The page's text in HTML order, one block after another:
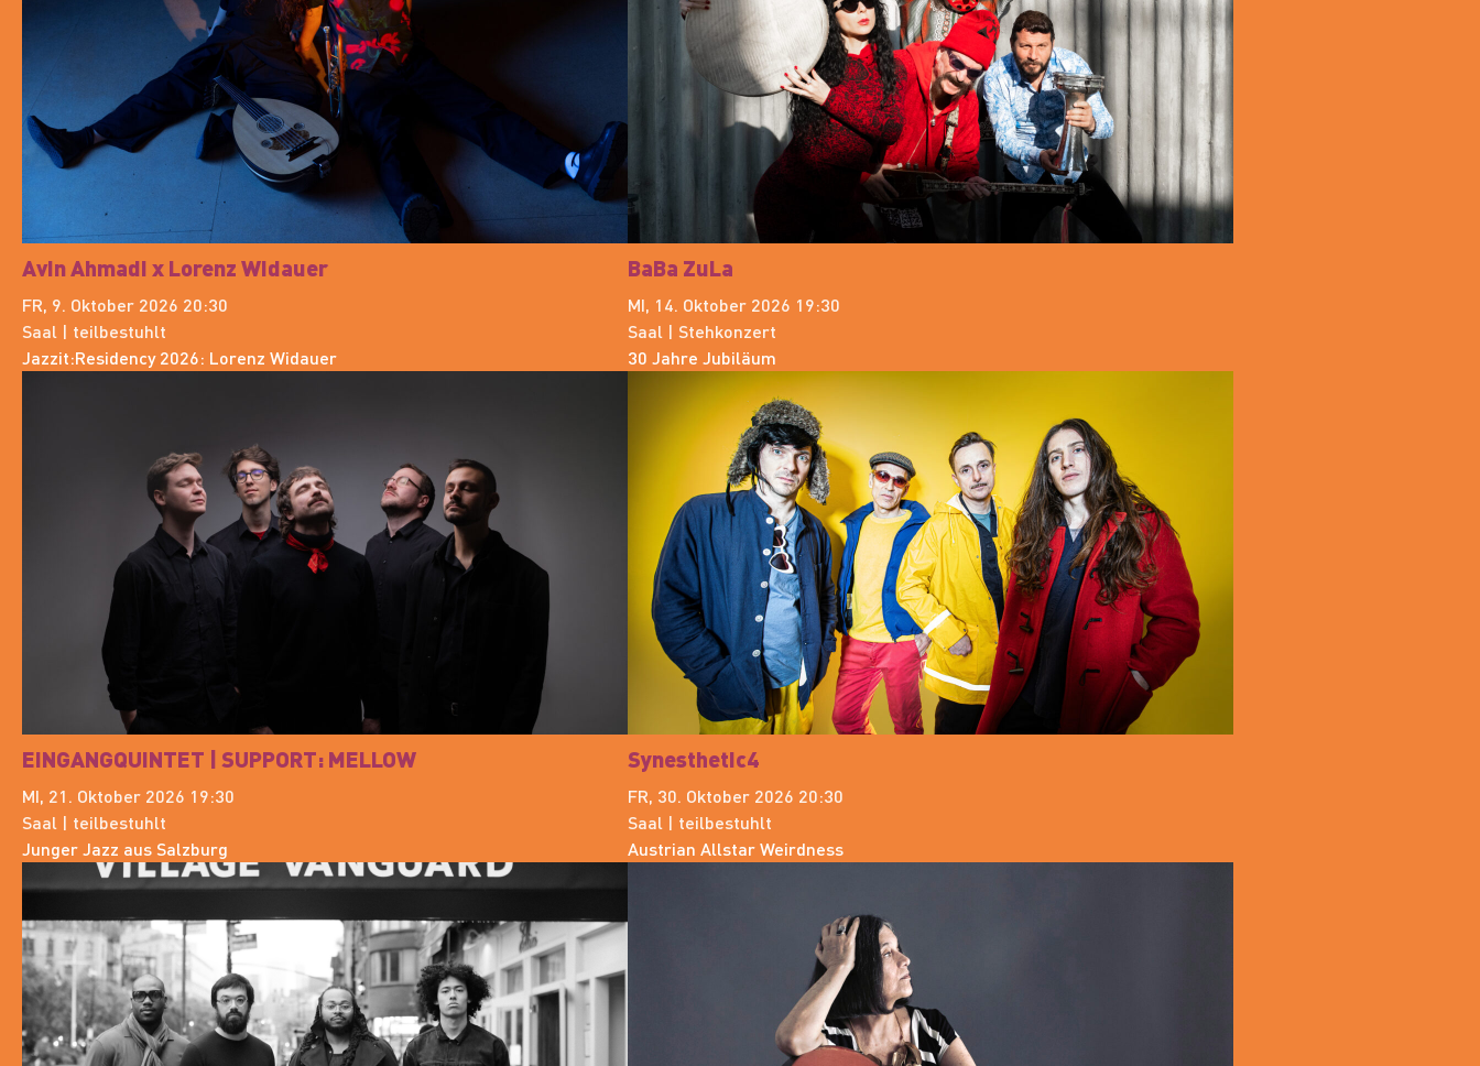
Avin Ahmadi x Lorenz Widauer
FR, 9. Oktober 2026 20:30
Saal | teilbestuhlt
Jazzit:Residency 2026: Lorenz Widauer
BaBa ZuLa
MI, 14. Oktober 2026 19:30
Saal | Stehkonzert
30 Jahre Jubiläum
EINGANGQUINTET | SUPPORT: MELLOW
MI, 21. Oktober 2026 19:30
Saal | teilbestuhlt
Junger Jazz aus Salzburg
Synesthetic4
FR, 30. Oktober 2026 20:30
Saal | teilbestuhlt
Austrian Allstar Weirdness